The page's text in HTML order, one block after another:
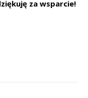
za wsparcie!